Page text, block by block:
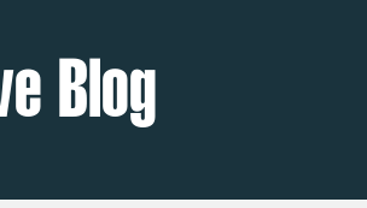
Blog